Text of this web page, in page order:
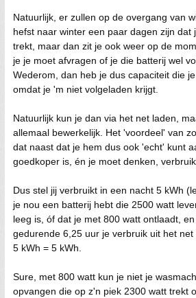
Natuurlijk, er zullen op de overgang van
hefst naar winter een paar dagen zijn dat
trekt, maar dan zit je ook weer op de
je je moet afvragen of je die batterij wel
Wederom, dan heb je dus capaciteit die
omdat je 'm niet volgeladen krijgt.
Natuurlijk kun je dan via het net laden,
allemaal bewerkelijk. Het 'voordeel' van
dat naast dat je hem dus ook 'echt' kunt
goedkoper is, én je moet denken,
Dus stel jij verbruikt in een nacht 5 kWh
je nou een batterij hebt die 2500 watt
leeg is, óf dat je met 800 watt ontlaadt,
gedurende 6,25 uur je verbruik uit het
5 kWh = 5 kWh.
Sure, met 800 watt kun je niet je
opvangen die op z'n piek 2300 watt trekt